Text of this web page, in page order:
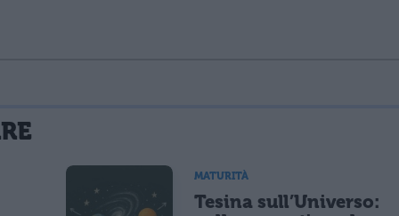
cookie salvi i tuoi dati (nome, email) per il prossimo commento.
di marketing diretto con modalità automatizzate o tradizionali
MATURITÀ
Tesina sull’Universo: